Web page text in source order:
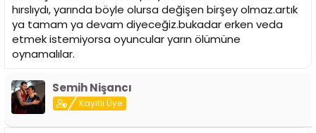
hırslıydı, yarında böyle olursa değişen birşey olmaz.artık
ya tamam ya devam diyeceğiz.bukadar erken veda
etmek istemiyorsa oyuncular yarın ölümüne
oynamalılar.
Semih Nişancı
Kayıtlı Üye